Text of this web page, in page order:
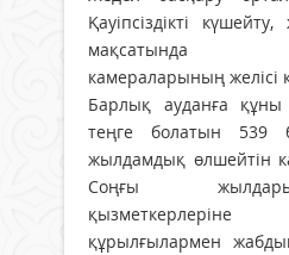
Қауіпсіздікті
мақсатында
камераларының желісі
Барлық ауданға
теңге болатын 539
жылдамдық өлшейтін
Соңғы
құрылғылармен